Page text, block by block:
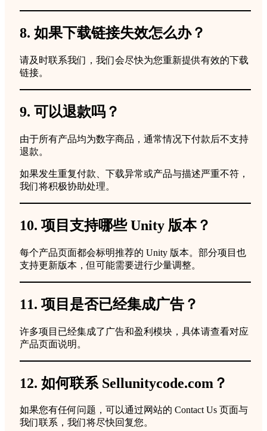
8. 如果下载链接失效怎么办？
请及时联系我们，我们会尽快为您重新提供有效的下载
链接。
9. 可以退款吗？
由于所有产品均为数字商品，通常情况下付款后不支持
退款。
如果发生重复付款、下载异常或产品与描述严重不符，
我们将积极协助处理。
10. 项目支持哪些 Unity 版本？
每个产品页面都会标明推荐的 Unity 版本。部分项目也
支持更新版本，但可能需要进行少量调整。
11. 项目是否已经集成广告？
许多项目已经集成了广告和盈利模块，具体请查看对应
产品页面说明。
12. 如何联系 Sellunitycode.com？
如果您有任何问题，可以通过网站的 Contact Us 页面与
我们联系，我们将尽快回复您。